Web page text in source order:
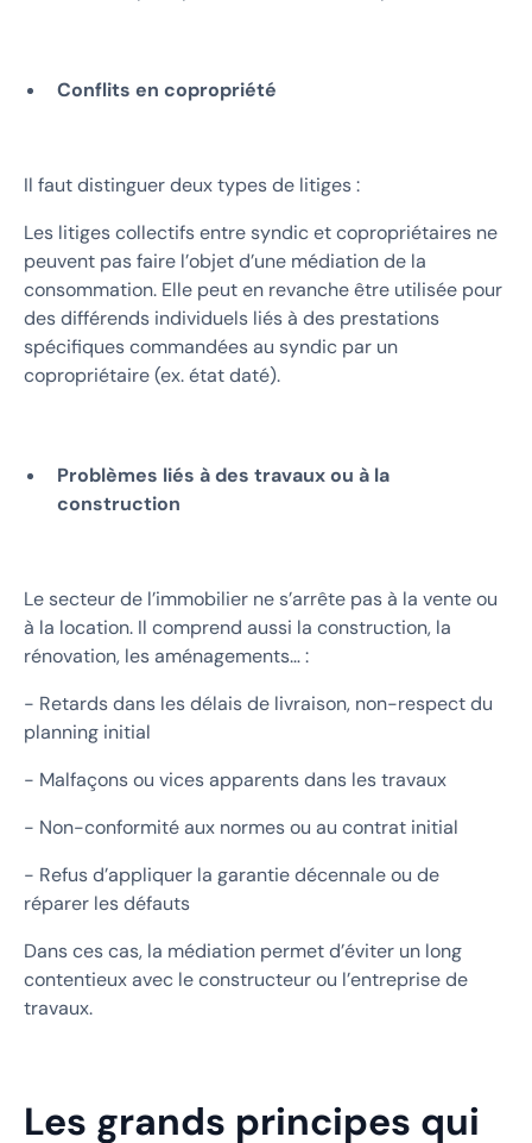
Conflits en copropriété
Il faut distinguer deux types de litiges :
Les litiges collectifs entre syndic et copropriétaires ne
peuvent pas faire l’objet d’une médiation de la
consommation. Elle peut en revanche être utilisée pour
des différends individuels liés à des prestations
spécifiques commandées au syndic par un
copropriétaire (ex. état daté).
Problèmes liés à des travaux ou à la
construction
Le secteur de l’immobilier ne s’arrête pas à la vente ou
à la location. Il comprend aussi la construction, la
rénovation, les aménagements… :
- Retards dans les délais de livraison, non-respect du
planning initial
- Malfaçons ou vices apparents dans les travaux
- Non-conformité aux normes ou au contrat initial
- Refus d’appliquer la garantie décennale ou de
réparer les défauts
Dans ces cas, la médiation permet d’éviter un long
contentieux avec le constructeur ou l’entreprise de
travaux.
Les grands principes qui